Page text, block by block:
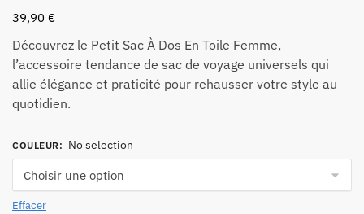
39,90 €
Découvrez le Petit Sac À Dos En Toile Femme,
l’accessoire tendance de sac de voyage universels qui
allie élégance et praticité pour rehausser votre style au
quotidien.
COULEUR: No selection
Effacer